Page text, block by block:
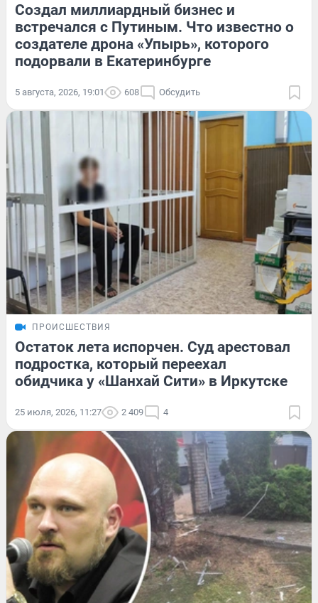
Создал миллиардный бизнес и
встречался с Путиным. Что известно о
создателе дрона «Упырь», которого
подорвали в Екатеринбурге
5 августа, 2026, 19:01 608 Обсудить
ПРОИСШЕСТВИЯ
Остаток лета испорчен. Суд арестовал
подростка, который переехал
обидчика у «Шанхай Сити» в Иркутске
25 июля, 2026, 11:27 2 409 4